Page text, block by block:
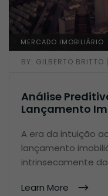
MERCADO IMOBILIÁRIO
BY: GILBERTO BRITTO |
Análise
Lançamento
A era da intuição
lançamento
intrinsecamente
Learn More